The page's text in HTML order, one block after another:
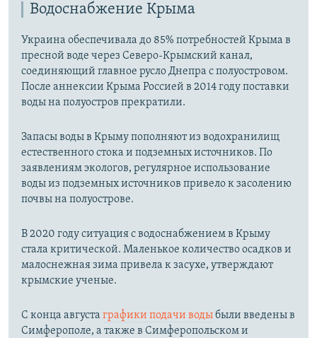
Водоснабжение Крыма
Украина обеспечивала до 85% потребностей Крыма в
пресной воде через Северо-Крымский канал,
соединяющий главное русло Днепра с полуостровом.
После аннексии Крыма Россией в 2014 году поставки
воды на полуостров прекратили.
Запасы воды в Крыму пополняют из водохранилищ
естественного стока и подземных источников. По
заявлениям экологов, регулярное использование
воды из подземных источников привело к засолению
почвы на полуострове.
В 2020 году ситуация с водоснабжением в Крыму
стала критической. Маленькое количество осадков и
малоснежная зима привела к засухе, утверждают
крымские ученые.
С конца августа графики подачи водыбыли введены в
Симферополе, а также в Симферопольском и